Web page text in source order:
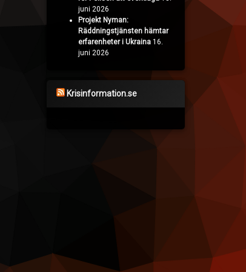
juni 2026
Projekt Nyman:
Räddningstjänsten hämtar
erfarenheter i Ukraina 16.
juni 2026
Krisinformation.se